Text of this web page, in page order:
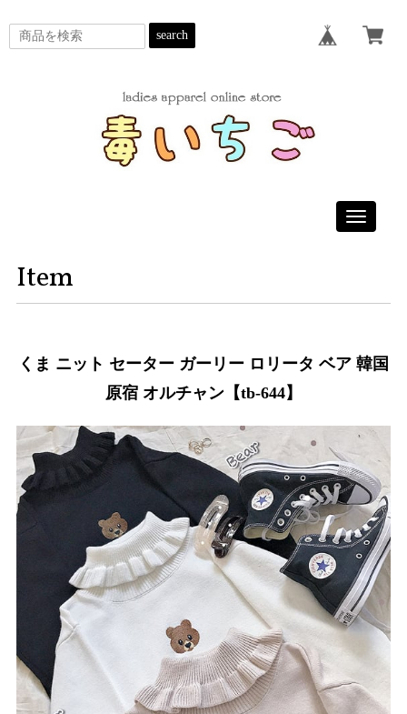
search
Toggle
Item
くま ニット セーター ガーリー ロリータ ベア 韓国
原宿 オルチャン【tb-644】